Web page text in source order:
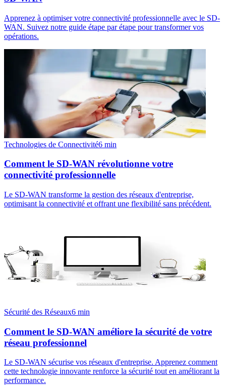
Apprenez à optimiser votre connectivité professionnelle avec le SD-
WAN. Suivez notre guide étape par étape pour transformer vos
opérations.
Technologies de Connectivité6 min
Comment le SD-WAN révolutionne votre
connectivité professionnelle
Le SD-WAN transforme la gestion des réseaux d'entreprise,
optimisant la connectivité et offrant une flexibilité sans précédent.
Sécurité des Réseaux6 min
Comment le SD-WAN améliore la sécurité de votre
réseau professionnel
Le SD-WAN sécurise vos réseaux d'entreprise. Apprenez comment
cette technologie innovante renforce la sécurité tout en améliorant la
performance.